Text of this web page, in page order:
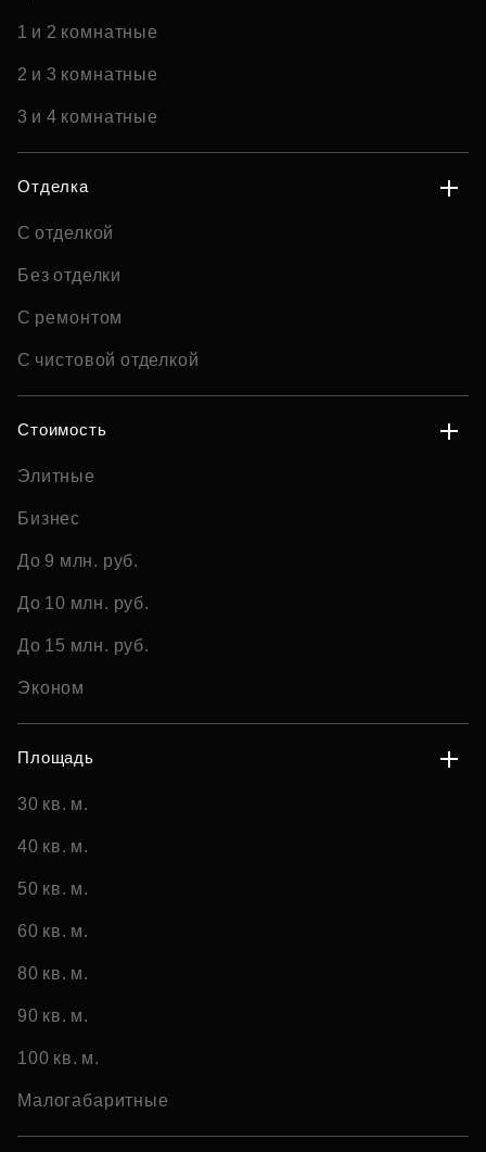
1 и 2 комнатные
2 и 3 комнатные
3 и 4 комнатные
Отделка
С отделкой
Без отделки
С ремонтом
С чистовой отделкой
Стоимость
Элитные
Бизнес
До 9 млн. руб.
До 10 млн. руб.
До 15 млн. руб.
Эконом
Площадь
30 кв. м.
40 кв. м.
50 кв. м.
60 кв. м.
80 кв. м.
90 кв. м.
100 кв. м.
Малогабаритные